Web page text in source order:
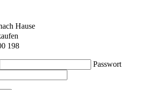
Hause
198
Passwort